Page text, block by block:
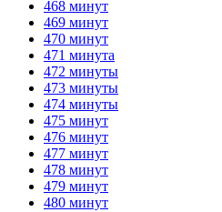
468 минут
469 минут
470 минут
471 минута
472 минуты
473 минуты
474 минуты
475 минут
476 минут
477 минут
478 минут
479 минут
480 минут